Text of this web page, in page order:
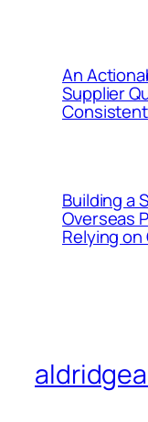
An
Supplier
Building a
Overseas
Relying